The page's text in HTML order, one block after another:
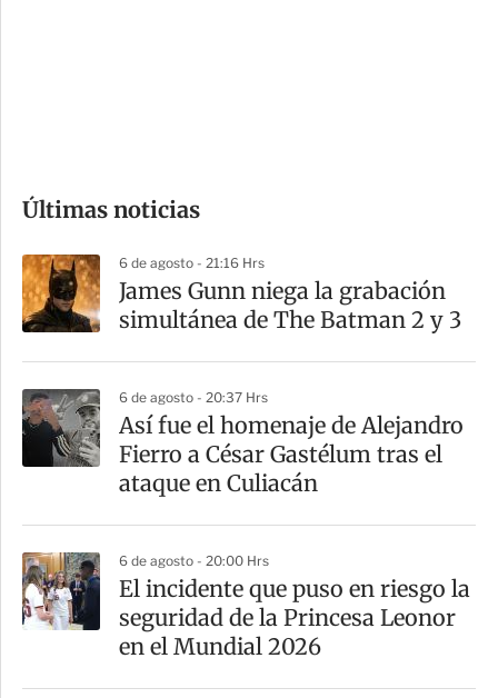
m
a
r
t
i
r
Últimas noticias
6 de agosto - 21:16 Hrs
James Gunn niega la grabación
simultánea de The Batman 2 y 3
6 de agosto - 20:37 Hrs
Así fue el homenaje de Alejandro
Fierro a César Gastélum tras el
ataque en Culiacán
6 de agosto - 20:00 Hrs
El incidente que puso en riesgo la
seguridad de la Princesa Leonor
en el Mundial 2026